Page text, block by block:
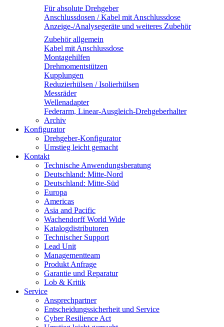
Für absolute Drehgeber
Anschlussdosen / Kabel mit Anschlussdose
Anzeige-/Analysegeräte und weiteres Zubehör
Zubehör allgemein
Kabel mit Anschlussdose
Montagehilfen
Drehmomentstützen
Kupplungen
Reduzierhülsen / Isolierhülsen
Messräder
Wellenadapter
Federarm, Linear-Ausgleich-Drehgeberhalter
Archiv
Konfigurator
Drehgeber-Konfigurator
Umstieg leicht gemacht
Kontakt
Technische Anwendungsberatung
Deutschland: Mitte-Nord
Deutschland: Mitte-Süd
Europa
Americas
Asia and Pacific
Wachendorff World Wide
Katalogdistributoren
Technischer Support
Lead Unit
Managementteam
Produkt Anfrage
Garantie und Reparatur
Lob & Kritik
Service
Ansprechpartner
Entscheidungssicherheit und Service
Cyber Resilience Act